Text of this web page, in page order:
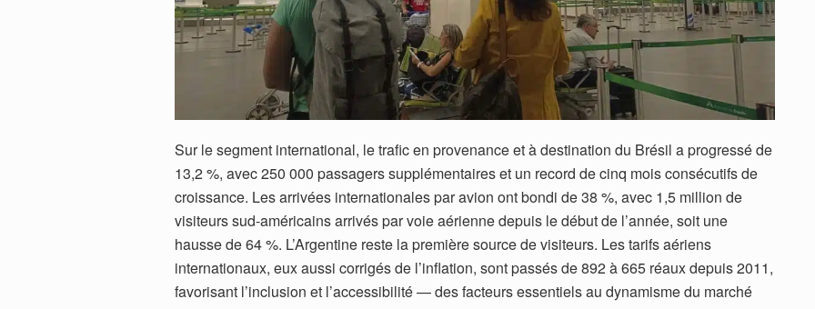
Sur le segment international, le trafic en provenance et à destination du Brésil a progressé de
13,2 %, avec 250 000 passagers supplémentaires et un record de cinq mois consécutifs de
croissance. Les arrivées internationales par avion ont bondi de 38 %, avec 1,5 million de
visiteurs sud-américains arrivés par voie aérienne depuis le début de l’année, soit une
hausse de 64 %. L’Argentine reste la première source de visiteurs. Les tarifs aériens
internationaux, eux aussi corrigés de l’inflation, sont passés de 892 à 665 réaux depuis 2011,
favorisant l’inclusion et l’accessibilité — des facteurs essentiels au dynamisme du marché